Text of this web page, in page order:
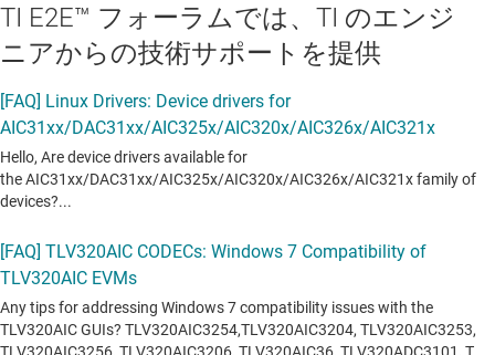
TI E2E™ フォーラムでは、TI のエンジ
ニアからの技術サポートを提供